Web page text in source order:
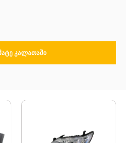
ᲙᲐᲚᲐᲗᲐᲨᲘ